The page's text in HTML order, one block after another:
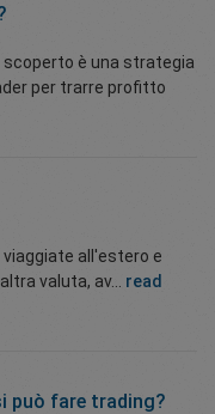
scoperto è una strategia
per trarre profitto
viaggiate all'estero e
valuta, av... read
può fare trading?